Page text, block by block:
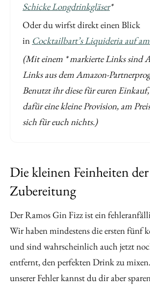
Schicke Longdrinkgläser*
Oder du wirfst direkt einen Blick
in Cocktailbart’s Liquideria auf
(Mit einem * markierte Links sind
Links aus dem Amazon-
Benutzt ihr diese für euren
dafür eine kleine Provision, am
sich für euch nichts.)
Die kleinen Feinheiten der
Zubereitung
Der Ramos Gin Fizz ist ein
Wir haben mindestens die ersten fünf
und sind wahrscheinlich auch jetzt
entfernt, den perfekten Drink zu
unserer Fehler kannst du dir aber